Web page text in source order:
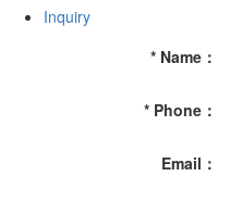
Inquiry
* Name ：
* Phone ：
Email ：